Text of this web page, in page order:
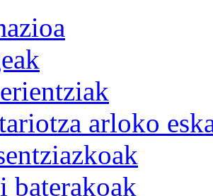
arloko
baterakoak